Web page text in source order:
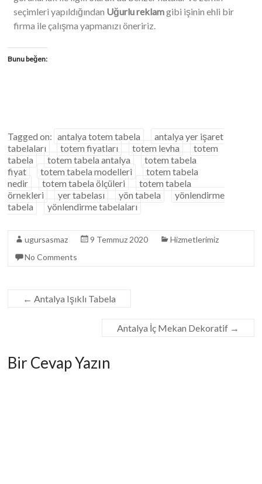
seçimleri yapıldığından Uğurlu reklamgibi işinin ehli bir
firma ile çalışma yapmanızı öneririz.
Bunu beğen:
Tagged on: antalya totem tabela
antalya yer işaret
tabelaları
totem fiyatları totem levha
totem
tabela
totem tabela antalya
totem tabela
fiyat
totem tabela modelleri
totem tabela
nedir
totem tabela ölçüleri
totem tabela
örnekleri
yer tabelası yön tabela
yönlendirme
tabela
yönlendirme tabelaları
ugursasmaz 9 Temmuz 2020
Hizmetlerimiz
No Comments
← Antalya Işıklı Tabela
Antalya İç Mekan Dekoratif →
Bir Cevap Yazın